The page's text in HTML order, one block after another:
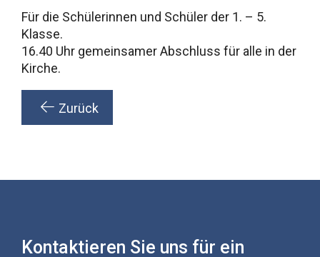
Für die Schülerinnen und Schüler der 1. – 5.
Klasse.
16.40 Uhr gemeinsamer Abschluss für alle in der
Kirche.
Zurück
Kontaktieren Sie uns für ein